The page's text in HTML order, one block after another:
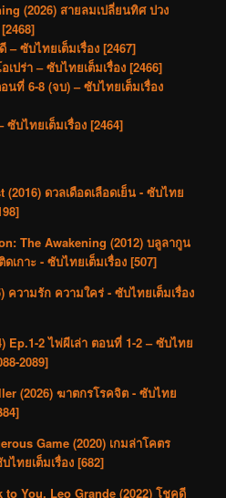
(2026) สายลมเปลี่ยนทิศ ปวง
– ซับไทยเต็มเรื่อง [2467]
เปร่า – ซับไทยเต็มเรื่อง [2466]
นที่ 6-8 (จบ) – ซับไทยเต็มเรื่อง
บไทยเต็มเรื่อง [2464]
(2016) ดวลเดือดเลือดเย็น - ซับไทย
The Awakening (2012) บลูลากูน
เกาะ - ซับไทยเต็มเรื่อง [507]
ความรัก ความใคร่ - ซับไทยเต็มเรื่อง
Ep.1-2 ไพ่ผีเล่า ตอนที่ 1-2 – ซับไทย
2089]
(2026) ฆาตกรโรคจิต - ซับไทย
Game (2020) เกมล่าโคตร
ไทยเต็มเรื่อง [682]
to You, Leo Grande (2022) โชคดี